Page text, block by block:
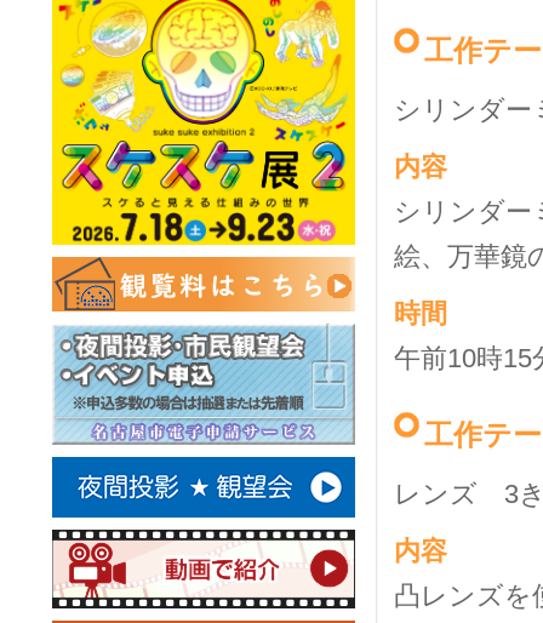
工作テ
シリンダ
内容
シリンダー
絵、万華鏡
時間
午前10時15
工作テ
レンズ 3
内容
凸レンズを